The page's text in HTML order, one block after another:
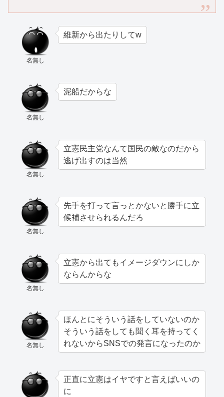
名無し
維新から出たりしてw
名無し
泥船だからな
名無し
立憲民主党なんて国民の敵なのだから
逃げ出すのは当然
名無し
先手を打って言っとかないと勝手に立
候補させられるんだろ
名無し
立憲から出てもイメージダウンにしか
ならんからな
名無し
ほんとにそういう話をしていないのか
そういう話をしても聞く耳を持ってく
れないからSNSでの発言になったのか
正直に立憲はイヤですと言えばいいの
に